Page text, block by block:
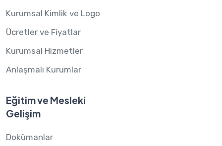
Kurumsal Kimlik ve Logo
Ücretler ve Fiyatlar
Kurumsal Hizmetler
Anlaşmalı Kurumlar
Eğitim ve Mesleki
Gelişim
Dokümanlar